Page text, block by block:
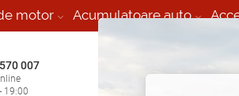
motor Acumulatoare auto
007
19:00
Vulcanizare Mobila 24/7 non